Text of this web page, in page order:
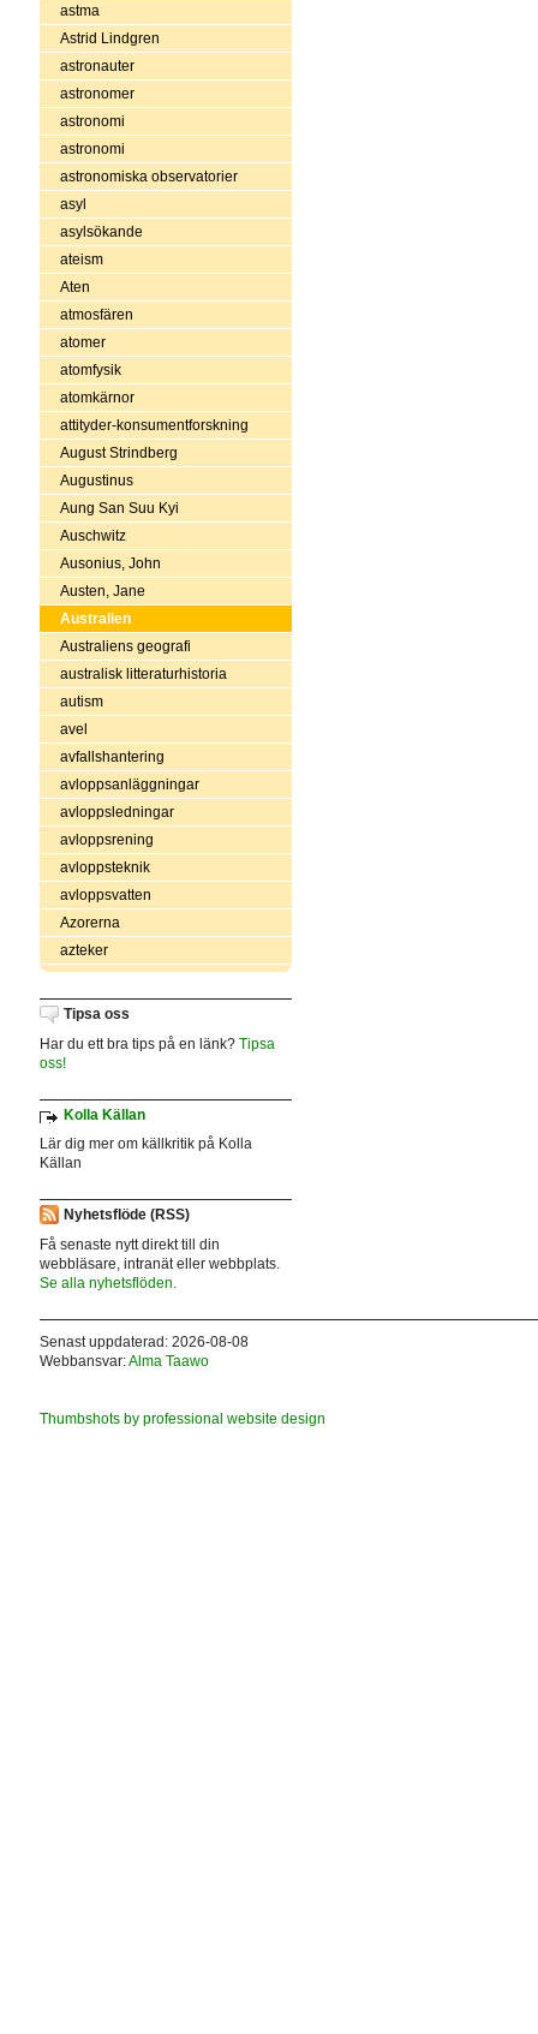
astma
Astrid Lindgren
astronauter
astronomer
astronomi
astronomi
astronomiska observatorier
asyl
asylsökande
ateism
Aten
atmosfären
atomer
atomfysik
atomkärnor
attityder-konsumentforskning
August Strindberg
Augustinus
Aung San Suu Kyi
Auschwitz
Ausonius, John
Austen, Jane
Australien
Australiens geografi
australisk litteraturhistoria
autism
avel
avfallshantering
avloppsanläggningar
avloppsledningar
avloppsrening
avloppsteknik
avloppsvatten
Azorerna
azteker
Tipsa oss
Har du ett bra tips på en länk? Tipsa
oss!
Kolla Källan
Lär dig mer om källkritik på Kolla
Källan
Nyhetsflöde (RSS)
Få senaste nytt direkt till din
webbläsare, intranät eller webbplats.
Se alla nyhetsflöden.
Senast uppdaterad: 2026-08-08
Webbansvar:Alma Taawo
Thumbshots by professional website design